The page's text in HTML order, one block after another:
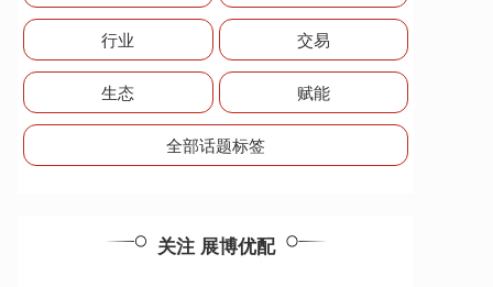
行业 交易
生态 赋能
全部话题标签
关注 展博优配